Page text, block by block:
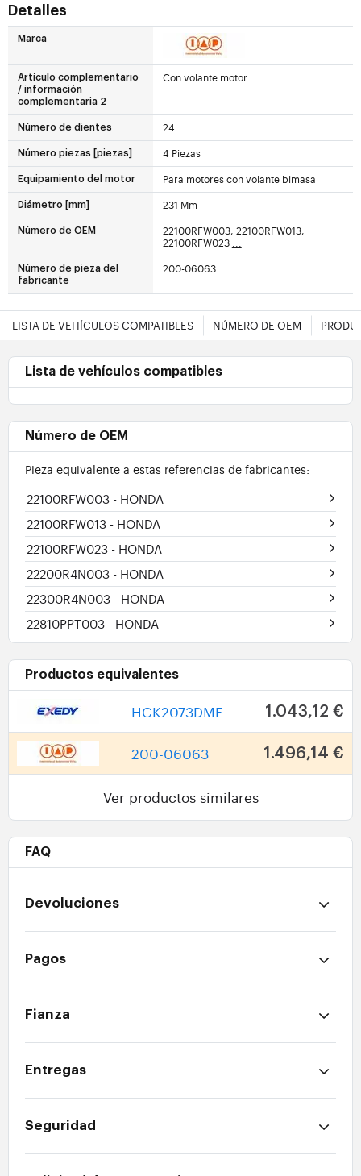
Detalles
Marca
Artículo complementario
/ información
complementaria 2
Con volante motor
Número de dientes 24
Número piezas [piezas] 4 Piezas
Equipamiento del motor Para motores con volante bimasa
Diámetro [mm] 231 Mm
Número de OEM
22100RFW003, 22100RFW013,
22100RFW023 ...
Número de pieza del
fabricante
200-06063
LISTA DE VEHÍCULOS COMPATIBLES NÚMERO DE OEM
Lista de vehículos compatibles
Número de OEM
Pieza equivalente a estas referencias de fabricantes:
22100RFW003 - HONDA
22100RFW013 - HONDA
22100RFW023 - HONDA
22200R4N003 - HONDA
22300R4N003 - HONDA
22810PPT003 - HONDA
Productos equivalentes
HCK2073DMF 1.043,12 €
200-06063 1.496,14 €
Ver productos similares
FAQ
Devoluciones
Pagos
Fianza
Entregas
Seguridad